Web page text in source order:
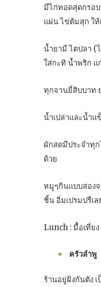
มีไก่ทอดสุดกรอ
แผ่น ไข่ต้มสุก ใ
น้ำยามี ไตปลา (
ใส่กะทิ น้ำพริก แ
ทุกจานยี่สิบบาท
น้ำเปล่าและน้ำแ
ผักสดมีประจำทุก
ด้วย
หมูๆกินแบบสอง
ชิ้น อิ่มเปรมปรีเ
Lunch : มื้อเที่ยง
ครัวลำพู
ร้านอยู่ฝั่งกันตัง